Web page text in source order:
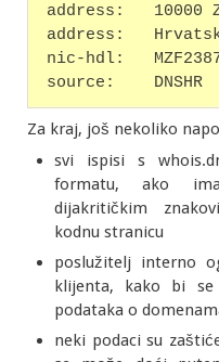
address:   10000
address:
nic-hdl:
source:    DNSHR
Za kraj, još nekoliko
svi ispisi s
formatu, ako
dijakritičkim
kodnu stranicu
poslužitelj interno
klijenta, kako bi se
podataka o
neki podaci su